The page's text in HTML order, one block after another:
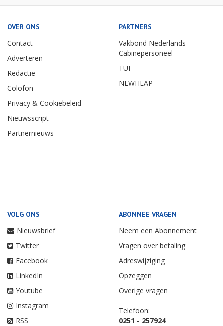
OVER ONS
Contact
Adverteren
Redactie
Colofon
Privacy & Cookiebeleid
Nieuwsscript
Partnernieuws
PARTNERS
Vakbond Nederlands
Cabinepersoneel
TUI
NEWHEAP
VOLG ONS
Nieuwsbrief
Twitter
Facebook
LinkedIn
Youtube
Instagram
RSS
ABONNEE VRAGEN
Neem een Abonnement
Vragen over betaling
Adreswijziging
Opzeggen
Overige vragen
Telefoon:
0251 - 257924